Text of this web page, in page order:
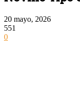
20 mayo, 2026
551
0